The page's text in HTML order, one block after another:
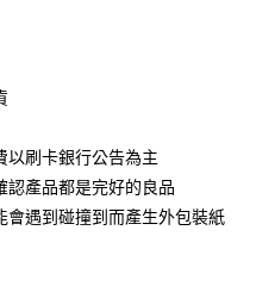
以刷卡銀行公告為主
認產品都是完好的良品
會遇到碰撞到而產生外包裝紙